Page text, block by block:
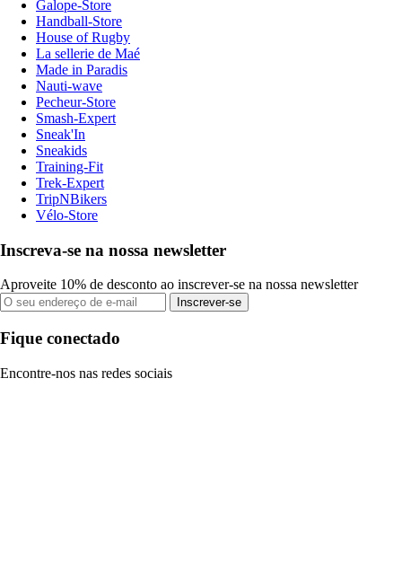
Galope-Store
Handball-Store
House of Rugby
La sellerie de Maé
Made in Paradis
Nauti-wave
Pecheur-Store
Smash-Expert
Sneak'In
Sneakids
Training-Fit
Trek-Expert
TripNBikers
Vélo-Store
Inscreva-se na nossa newsletter
Aproveite 10% de desconto ao inscrever-se na nossa newsletter
Inscrever-se
Fique conectado
Encontre-nos nas redes sociais